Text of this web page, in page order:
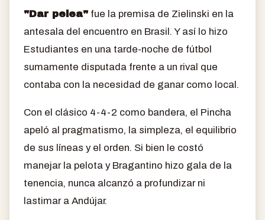
"Dar pelea" fue la premisa de Zielinski en la
antesala del encuentro en Brasil. Y así lo hizo
Estudiantes en una tarde-noche de fútbol
sumamente disputada frente a un rival que
contaba con la necesidad de ganar como local.
Con el clásico 4-4-2 como bandera, el Pincha
apeló al pragmatismo, la simpleza, el equilibrio
de sus líneas y el orden. Si bien le costó
manejar la pelota y Bragantino hizo gala de la
tenencia, nunca alcanzó a profundizar ni
lastimar a Andújar.